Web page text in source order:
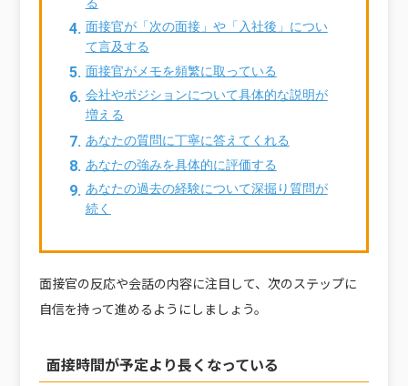
る
面接官が「次の面接」や「入社後」につい
て言及する
面接官がメモを頻繁に取っている
会社やポジションについて具体的な説明が
増える
あなたの質問に丁寧に答えてくれる
あなたの強みを具体的に評価する
あなたの過去の経験について深掘り質問が
続く
面接官の反応や会話の内容に注目して、次のステップに
自信を持って進めるようにしましょう。
面接時間が予定より長くなっている